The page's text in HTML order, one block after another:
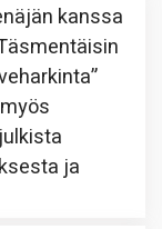
kanssa
ja